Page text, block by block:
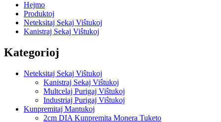
Hejmo
Produktoj
Neteksitaj Sekaj Viŝtukoj
Kanistraj Sekaj Viŝtukoj
Kategorioj
Neteksitaj Sekaj Viŝtukoj
Kanistraj Sekaj Viŝtukoj
Multcelaj Purigaj Viŝtukoj
Industriaj Purigaj Viŝtukoj
Kunpremitaj Mantukoj
2cm DIA Kunpremita Monera Tuketo